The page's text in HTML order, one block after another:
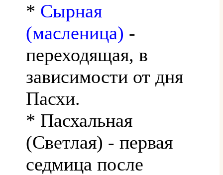
* Сырная
(масленица) -
переходящая, в
зависимости от дня
Пасхи.
* Пасхальная
(Светлая) - первая
седмица после